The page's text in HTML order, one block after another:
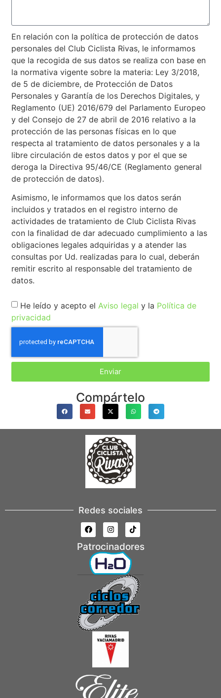
En relación con la política de protección de datos
personales del Club Ciclista Rivas, le informamos
que la recogida de sus datos se realiza con base en
la normativa vigente sobre la materia: Ley 3/2018,
de 5 de diciembre, de Protección de Datos
Personales y Garantía de los Derechos Digitales, y
Reglamento (UE) 2016/679 del Parlamento Europeo
y del Consejo de 27 de abril de 2016 relativo a la
protección de las personas físicas en lo que
respecta al tratamiento de datos personales y a la
libre circulación de estos datos y por el que se
deroga la Directiva 95/46/CE (Reglamento general
de protección de datos).
Asimismo, le informamos que los datos serán
incluidos y tratados en el registro interno de
actividades de tratamiento de Club Ciclista Rivas
con la finalidad de dar adecuado cumplimiento a las
obligaciones legales adquiridas y a atender las
consultas por Ud. realizadas para lo cual, deberán
remitir escrito al responsable del tratamiento de
datos.
He leído y acepto el Aviso legal y la Política de
privacidad
Enviar
Compártelo
Redes sociales
Patrocinadores